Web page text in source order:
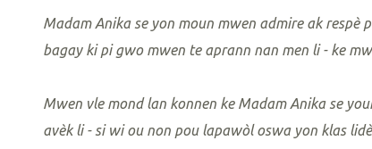
Madam Anika se yon moun mwen admire ak respè
bagay ki pi gwo mwen te aprann nan men li - ke
Mwen vle mond lan konnen ke Madam Anika se
avèk li - si wi ou non pou lapawòl oswa yon klas